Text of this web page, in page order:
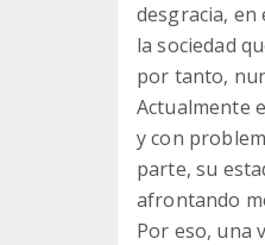
desgracia, en
la sociedad
por tanto,
Actualmente
y con
parte, su
afrontando
Por eso, una